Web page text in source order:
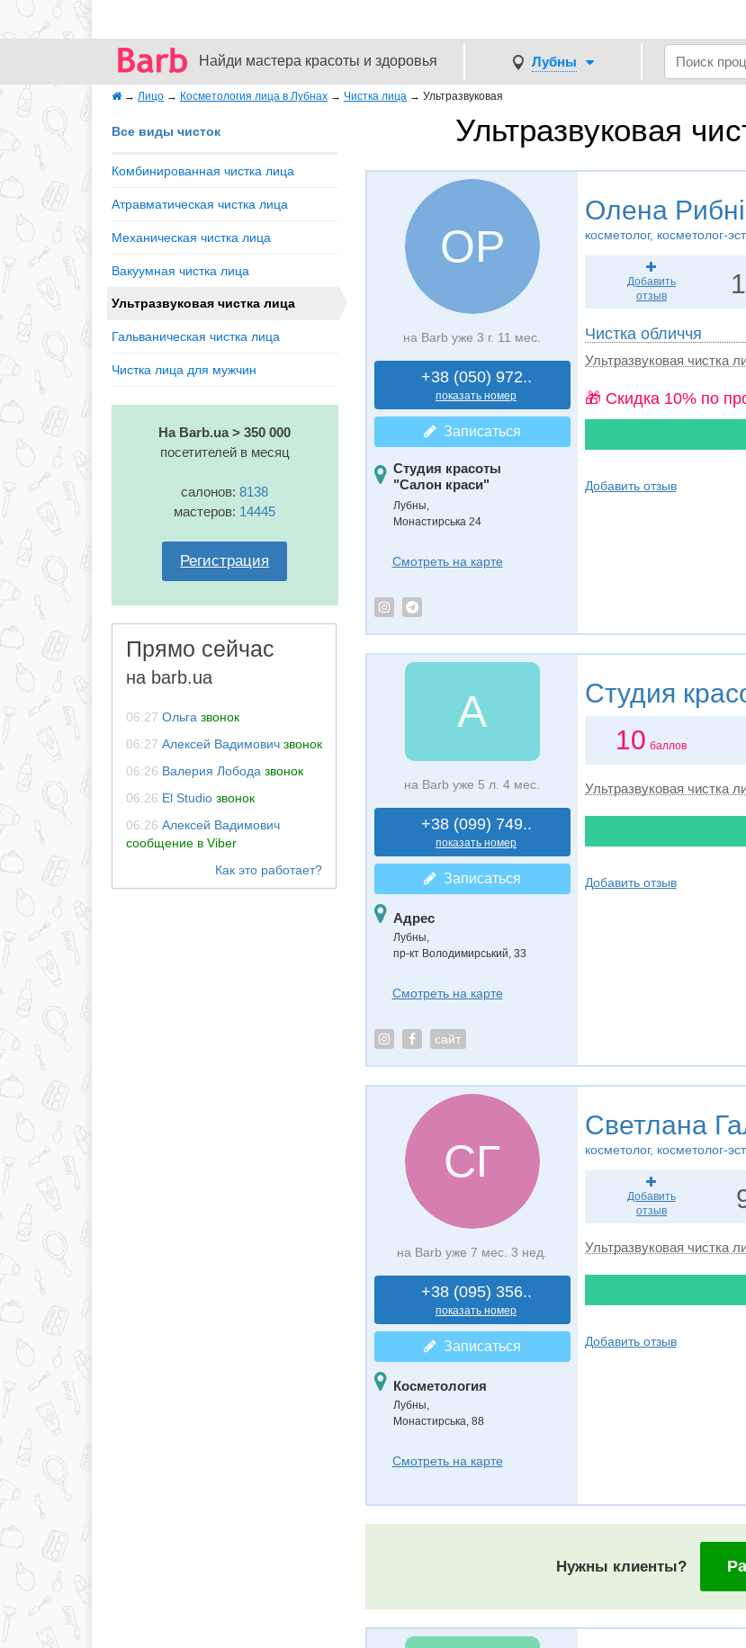
Найди мастера красоты и здоровья Лубны
→ Лицо → Косметология лица в Лубнах → Чистка лица → Ультразвуковая
Ультразвуковая
Все виды чисток
Комбинированная чистка лица
Атравматическая чистка лица
Механическая чистка лица
Вакуумная чистка лица
Ультразвуковая чистка лица
Гальваническая чистка лица
Чистка лица для мужчин
На Barb.ua > 350 000
посетителей в месяц
салонов:8138
мастеров: 14445
Регистрация
Прямо сейчас
на barb.ua
06:27 Ольга звонок
06:27 Алексей Вадимович звонок
06:26 Валерия Лобода звонок
06:26 El Studio звонок
06:26 Алексей Вадимович
сообщение в Viber
ОР
на Barb уже 3 г. 11 мес.
+38 (050) 972..
показать номер
Записаться
Студия красоты
"Салон краси"
Лубны,
Монастирська 24
Смотреть на карте
Олена
косметолог, косметолог-
Добавить
отзыв
Чистка обличчя
Ультразвуковая чистка
🎁 Cкидка 10% по
Добавить отзыв
А
на Barb уже 5 л. 4 мес.
+38 (099) 749..
показать номер
Записаться
Адрес
Лубны,
пр-кт Володимирський, 33
Смотреть на карте
сайт
Студия
10 баллов
Ультразвуковая чистка
Добавить отзыв
СГ
на Barb уже 7 мес. 3 нед.
+38 (095) 356..
показать номер
Записаться
Косметология
Лубны,
Монастирська, 88
Смотреть на карте
Светлана
косметолог, косметолог-
Добавить
отзыв
Ультразвуковая чистка
Добавить отзыв
Нужны клиенты?